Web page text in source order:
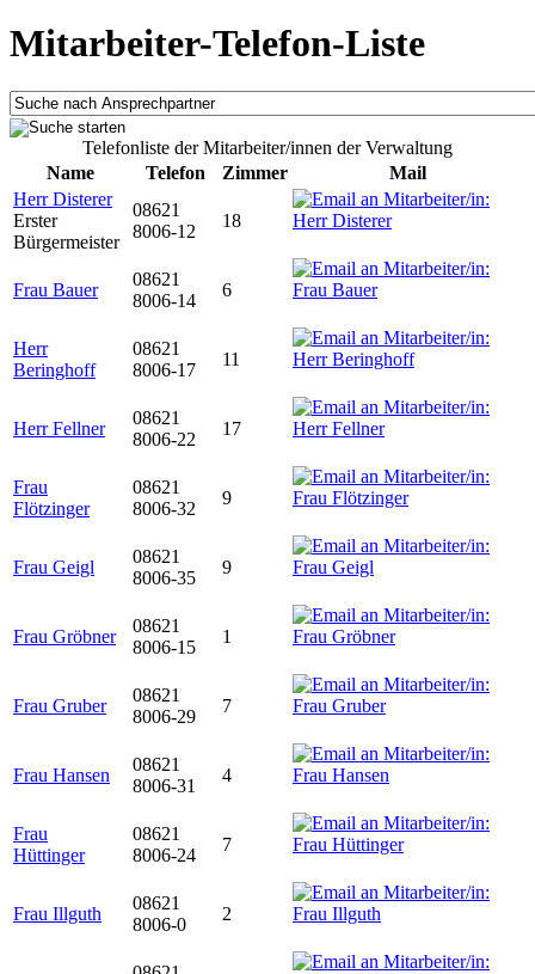
Mitarbeiter-Telefon-Liste
Telefonliste der Mitarbeiter/innen der Verwaltung
Name
Telefon Zimmer
Mail
Herr Disterer
Erster
Bürgermeister
08621
8006-12
18
Frau Bauer
08621
8006-14
6
Herr
Beringhoff
08621
8006-17
11
Herr Fellner
08621
8006-22
17
Frau
Flötzinger
08621
8006-32
9
Frau Geigl
08621
8006-35
9
Frau Gröbner
08621
8006-15
1
Frau Gruber
08621
8006-29
7
Frau Hansen
08621
8006-31
4
Frau
Hüttinger
08621
8006-24
7
Frau Illguth
08621
8006-0
2